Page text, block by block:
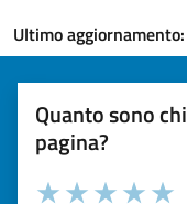
Ultimo aggiornamento:
Quanto sono
pagina?
Valuta la chiarezza
Seleziona il